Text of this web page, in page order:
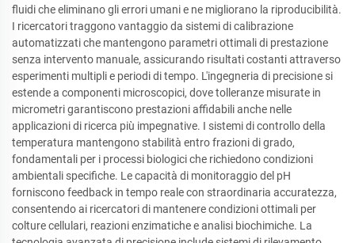
fluidi che eliminano gli errori umani e ne migliorano la riproducibilità.
I ricercatori traggono vantaggio da sistemi di calibrazione
automatizzati che mantengono parametri ottimali di prestazione
senza intervento manuale, assicurando risultati costanti attraverso
esperimenti multipli e periodi di tempo. L'ingegneria di precisione si
estende a componenti microscopici, dove tolleranze misurate in
micrometri garantiscono prestazioni affidabili anche nelle
applicazioni di ricerca più impegnative. I sistemi di controllo della
temperatura mantengono stabilità entro frazioni di grado,
fondamentali per i processi biologici che richiedono condizioni
ambientali specifiche. Le capacità di monitoraggio del pH
forniscono feedback in tempo reale con straordinaria accuratezza,
consentendo ai ricercatori di mantenere condizioni ottimali per
colture cellulari, reazioni enzimatiche e analisi biochimiche. La